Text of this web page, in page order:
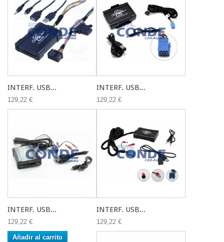
INTERF. USB...
129,22 €
INTERF. USB...
129,22 €
INTERF. USB...
129,22 €
Añadir al carrito
INTERF. USB...
129,22 €